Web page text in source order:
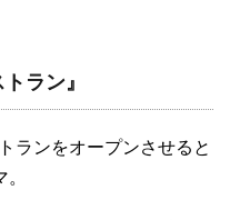
ラン』
ランをオープンさせると